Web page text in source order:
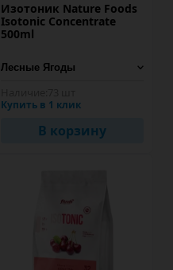
Изотоник Nature Foods
Isotonic Concentrate
500ml
Купить в 1 клик
В корзину